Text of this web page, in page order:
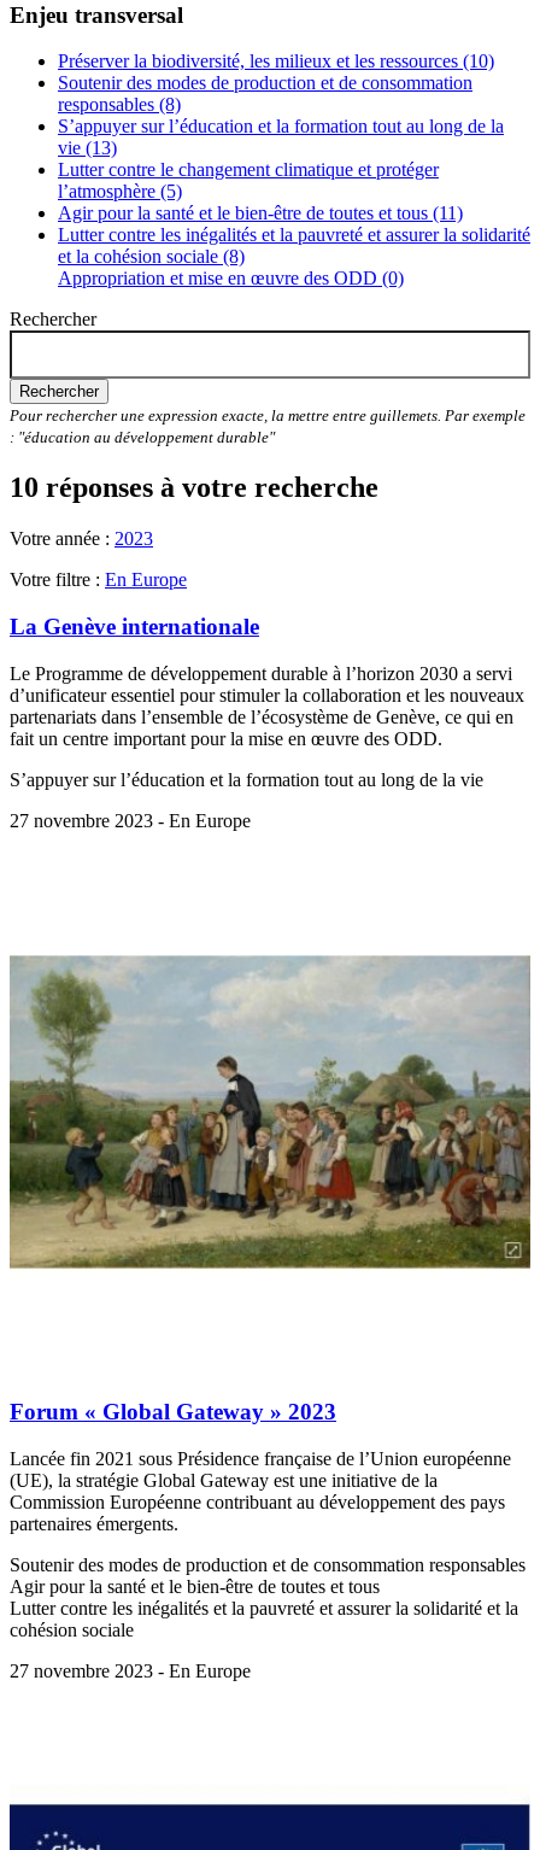
Enjeu transversal
Préserver la biodiversité, les milieux et les ressources (10)
Soutenir des modes de production et de consommation
responsables (8)
S’appuyer sur l’éducation et la formation tout au long de la
vie (13)
Lutter contre le changement climatique et protéger
l’atmosphère (5)
Agir pour la santé et le bien-être de toutes et tous (11)
Lutter contre les inégalités et la pauvreté et assurer la solidarité
et la cohésion sociale (8)
Appropriation et mise en œuvre des ODD (0)
Rechercher
Rechercher
Pour rechercher une expression exacte, la mettre entre guillemets. Par exemple
: "éducation au développement durable"
10 réponses à votre recherche
Votre année : 2023
Votre filtre : En Europe
La Genève internationale
Le Programme de développement durable à l’horizon 2030 a servi
d’unificateur essentiel pour stimuler la collaboration et les nouveaux
partenariats dans l’ensemble de l’écosystème de Genève, ce qui en
fait un centre important pour la mise en œuvre des ODD.
S’appuyer sur l’éducation et la formation tout au long de la vie
27 novembre 2023 - En Europe
Forum « Global Gateway » 2023
Lancée fin 2021 sous Présidence française de l’Union européenne
(UE), la stratégie Global Gateway est une initiative de la
Commission Européenne contribuant au développement des pays
partenaires émergents.
Soutenir des modes de production et de consommation responsables
Agir pour la santé et le bien-être de toutes et tous
Lutter contre les inégalités et la pauvreté et assurer la solidarité et la
cohésion sociale
27 novembre 2023 - En Europe